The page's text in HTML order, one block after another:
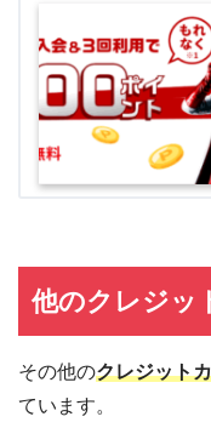
他のクレジッ
その他のクレジット
ています。